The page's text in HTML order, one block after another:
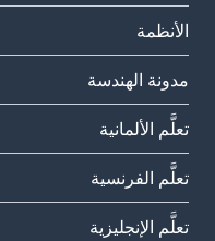
الأنظمة
مدونة الهندسة
تعلَّم الألمانية
تعلَّم الفرنسية
تعلَّم الإنجليزية